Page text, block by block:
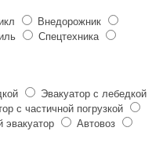
Внедорожник
Спецтехника
Эвакуатор с лебедкой
с частичной погрузкой
эвакуатор
Автовоз